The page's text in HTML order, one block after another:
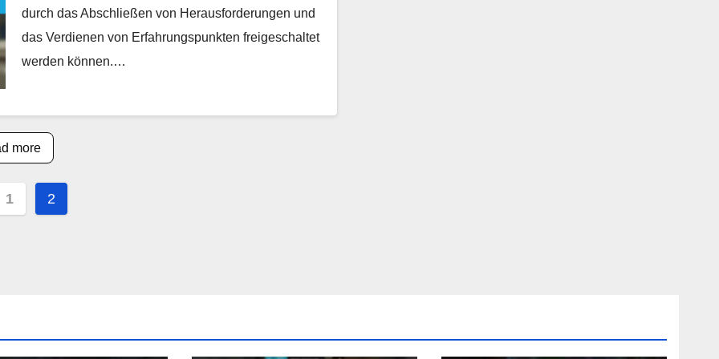
durch das Abschließen von Herausforderungen und
das Verdienen von Erfahrungspunkten freigeschaltet
werden können.…
more
1 2